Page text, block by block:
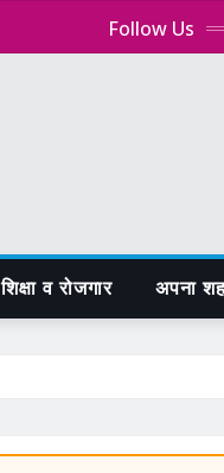
Follow Us
शिक्षा व रोजगार अपना